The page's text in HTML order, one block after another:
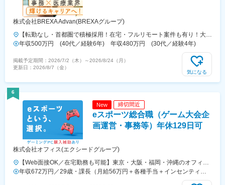
株式会社BREXA Advan(BREXAグループ)
【転勤なし・首都圏で積極採用！在宅・フルリモート案件も有り！大
手・優良企業が中心♪】■本社／大阪市淀川区宮原3-5-36 新大阪トラ
ストタワー19F変更の範囲、上記を除く当社関連勤務地◆プロジェクト
先例東京23区内、横浜、大宮、千葉、その他＜配属先最寄り駅の一例
＞飯田橋／日本橋／浜松町／信濃町／四ツ谷／池袋／蒲田 など※過去の
宅勤務・在宅プロジェクト多数＃定時退社基本＆土日祝休み＃安定性抜
群の医療業界で事務として活躍＃未経験入社8割×研修センターで手厚
くフォロー＃産育休の取得実績100％#転居を伴う転勤なし※受動喫煙対
策：オフィス内禁煙
年収500万円 (40代／経験6年) 年収480万円 (30代／経験4年)
掲載予定期間： 2026/7/2（木） ～2026/8/24（月）
更新日： 2026/8/7（金）
気になる
6
New 締切間近
eスポーツ総合職（ゲーム大会企
画運営・事務等）年休129日可
株式会社オフィス(エクシードグループ)
【Web面接OK／在宅勤務も可能】東京・大阪・福岡・沖縄のオフィス
または周辺、神奈川、千葉、埼玉、宮城、群馬、茨城、京都、兵庫、奈
良、滋賀、和歌山、愛知、三重、岐阜、静岡、香川、愛媛、広島、岡
年収672万円／29歳・課長（月給56万円＋各種手当＋インセンティ
ブ） 年収492万円／26歳・主任（月給41万円＋各種手当＋インセン